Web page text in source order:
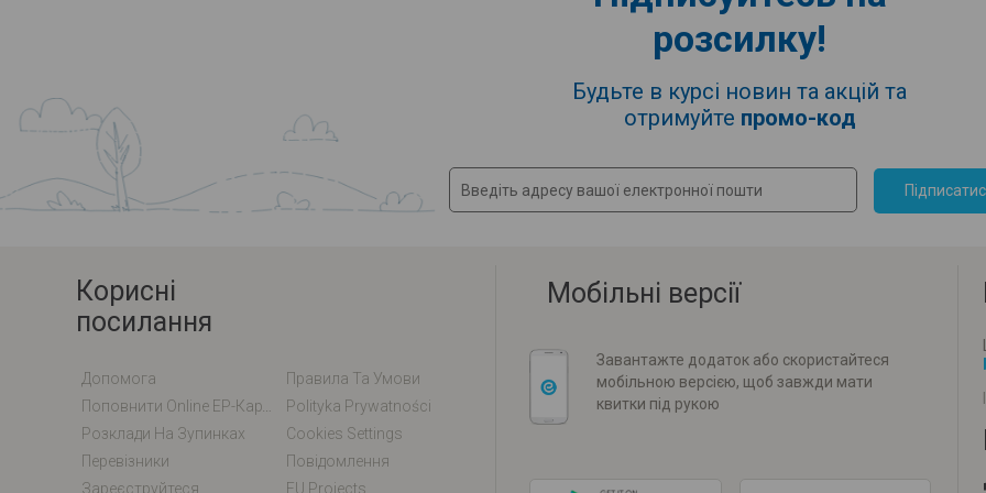
розсилку!
Будьте в курсі новин та акцій та
отримуйте промо-код
Корисні
посилання
Допомога
Правила Та Умови
Polityka Prywatności
Розклади На Зупинках
Cookies Settings
Перевізники
Повідомлення
Зареєструйтеся
EU Projects
Мобільні версії
Завантажте додаток або скористайтеся
мобільною версією, щоб завжди мати
квитки під рукою